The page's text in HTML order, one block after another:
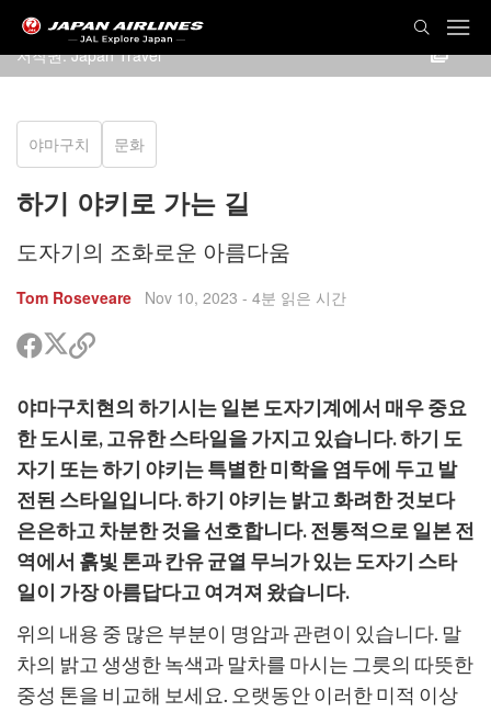
저작권: Japan Travel
야마구치 문화
하기 야키로 가는 길
도자기의 조화로운 아름다움
Tom Roseveare Nov 10, 2023 - 4분 읽은 시간
페
북
공
유
트
위
공
유
공
링
크
복
사
야마구치현의 하기시는 일본 도자기계에서 매우 중요
한 도시로, 고유한 스타일을 가지고 있습니다. 하기 도
자기 또는 하기 야키는 특별한 미학을 염두에 두고 발
전된 스타일입니다. 하기 야키는 밝고 화려한 것보다
은은하고 차분한 것을 선호합니다. 전통적으로 일본 전
역에서 흙빛 톤과 칸유 균열 무늬가 있는 도자기 스타
일이 가장 아름답다고 여겨져 왔습니다.
위의 내용 중 많은 부분이 명암과 관련이 있습니다. 말
차의 밝고 생생한 녹색과 말차를 마시는 그릇의 따뜻한
중성 톤을 비교해 보세요. 오랫동안 이러한 미적 이상